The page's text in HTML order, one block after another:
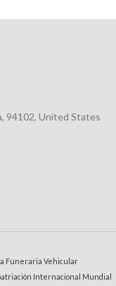
94102, United States
Funeraria Vehicular
Internacional Mundial